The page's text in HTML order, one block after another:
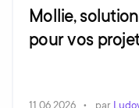
Mollie,
pour vos